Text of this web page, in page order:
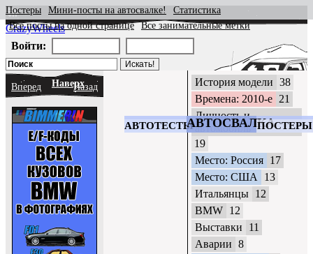
CrazyWheels
АВТОТЕСТЫАВТОСВАЛКАПОСТЕРЫ
Постеры Мини-посты на автосвалке!
Статистика
Все посты на одной странице
Все занимательные метки
Войти:
Вперед НаверхНазад История модели 38
Времена: 2010-е 21
Личность и
автомобиль
19
Место: Россия 17
Место: США
13
Итальянцы 12
BMW 12
Выставки
11
Аварии 8